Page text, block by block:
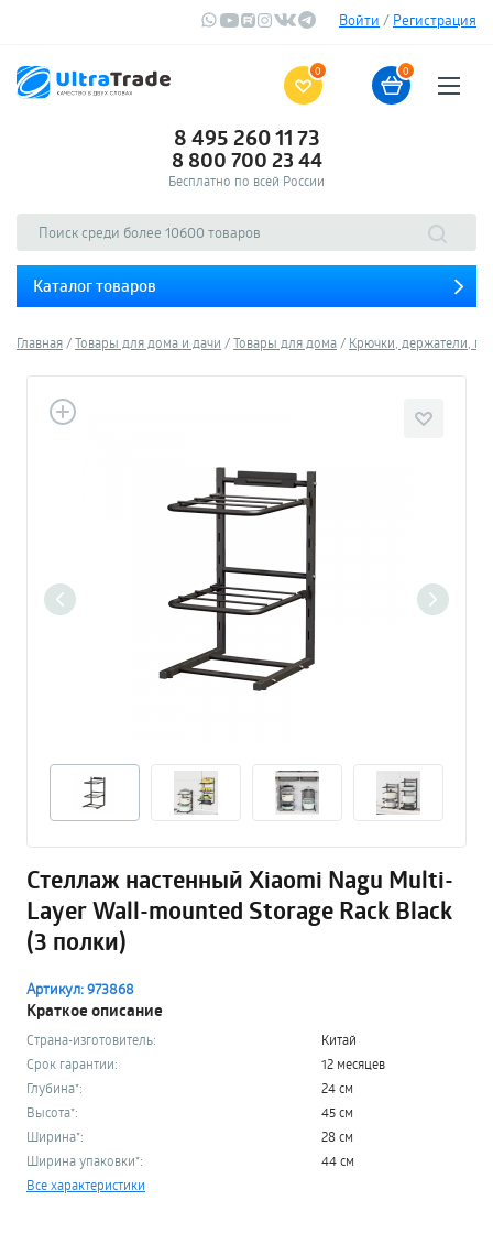
Войти / Регистрация
0 0
8 495 260 11 73
8 800 700 23 44
Бесплатно по всей России
Каталог товаров
Главная Товары для дома и дачи Товары для дома Крючки, держатели,
Стеллаж настенный Xiaomi Nagu Multi-
Layer Wall-mounted Storage Rack Black
(3 полки)
Артикул: 973868
Краткое описание
Страна-изготовитель:
Китай
Срок гарантии:
12 месяцев
Глубина*:
24 см
Высота*:
45 см
Ширина*:
28 см
Ширина упаковки*:
44 см
Все характеристики